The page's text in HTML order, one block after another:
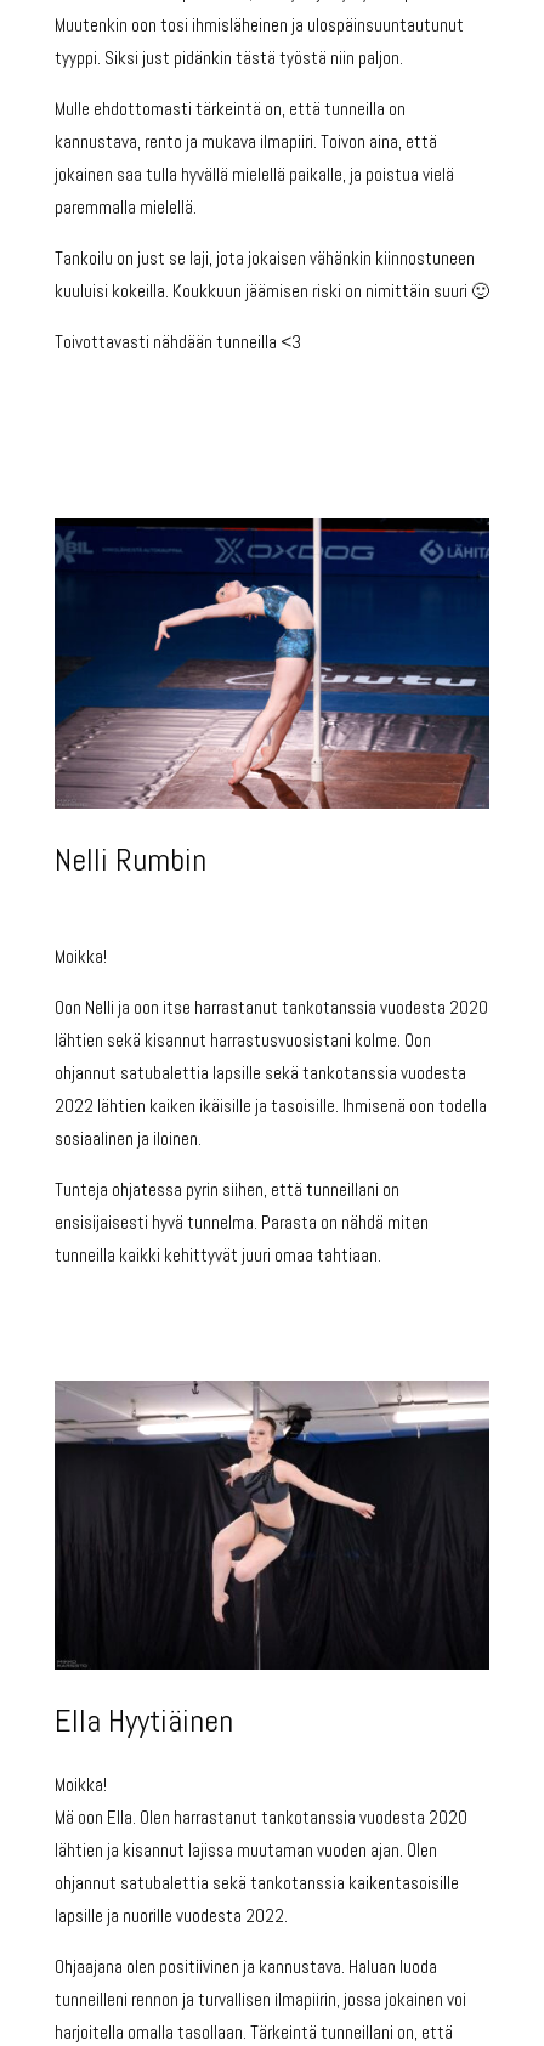
Muutenkin oon tosi ihmisläheinen ja ulospäinsuuntautunut
tyyppi. Siksi just pidänkin tästä työstä niin paljon.
Mulle ehdottomasti tärkeintä on, että tunneilla on
kannustava, rento ja mukava ilmapiiri. Toivon aina, että
jokainen saa tulla hyvällä mielellä paikalle, ja poistua vielä
paremmalla mielellä.
Tankoilu on just se laji, jota jokaisen vähänkin kiinnostuneen
kuuluisi kokeilla. Koukkuun jäämisen riski on nimittäin suuri 🙂
Toivottavasti nähdään tunneilla <3
Nelli Rumbin
Moikka!
Oon Nelli ja oon itse harrastanut tankotanssia vuodesta 2020
lähtien sekä kisannut harrastusvuosistani kolme. Oon
ohjannut satubalettia lapsille sekä tankotanssia vuodesta
2022 lähtien kaiken ikäisille ja tasoisille. Ihmisenä oon todella
sosiaalinen ja iloinen.
Tunteja ohjatessa pyrin siihen, että tunneillani on
ensisijaisesti hyvä tunnelma. Parasta on nähdä miten
tunneilla kaikki kehittyvät juuri omaa tahtiaan.
Ella Hyytiäinen
Moikka!
Mä oon Ella. Olen harrastanut tankotanssia vuodesta 2020
lähtien ja kisannut lajissa muutaman vuoden ajan. Olen
ohjannut satubalettia sekä tankotanssia kaikentasoisille
lapsille ja nuorille vuodesta 2022.
Ohjaajana olen positiivinen ja kannustava. Haluan luoda
tunneilleni rennon ja turvallisen ilmapiirin, jossa jokainen voi
harjoitella omalla tasollaan. Tärkeintä tunneillani on, että